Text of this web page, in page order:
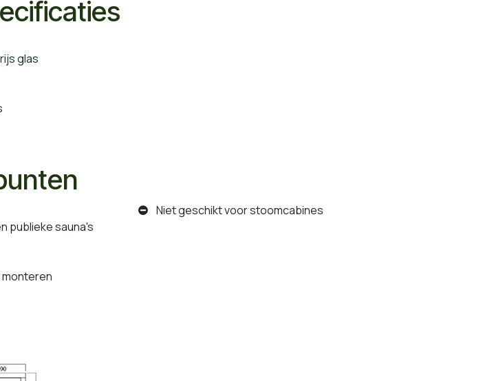
glas
publieke sauna's
Niet geschikt voor stoomcabines